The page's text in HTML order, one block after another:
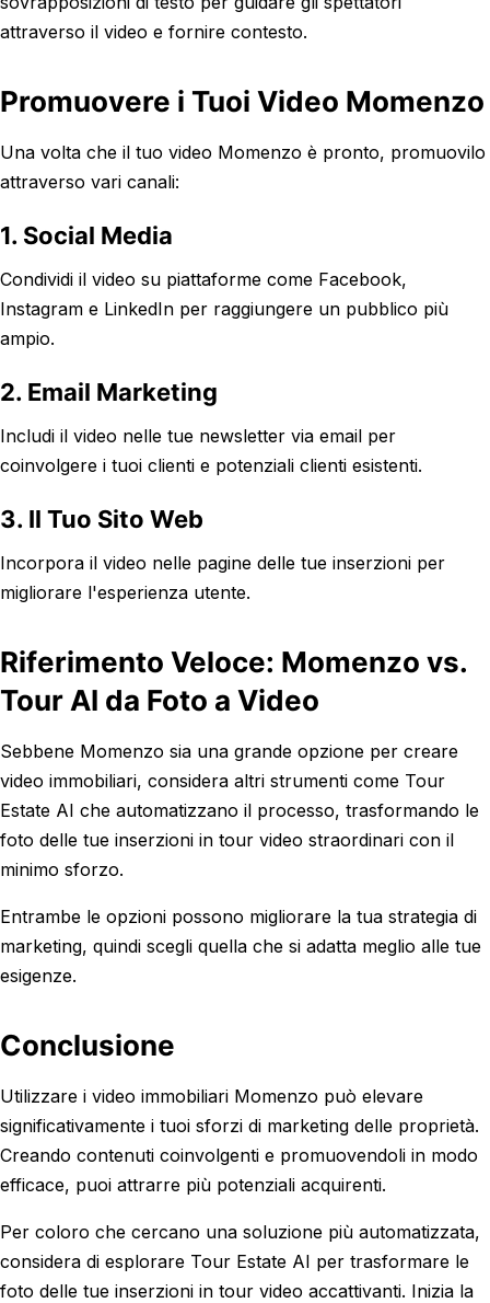
attraverso il video e fornire contesto.
Promuovere i Tuoi Video Momenzo
Una volta che il tuo video Momenzo è pronto, promuovilo
attraverso vari canali:
1. Social Media
Condividi il video su piattaforme come Facebook,
Instagram e LinkedIn per raggiungere un pubblico più
ampio.
2. Email Marketing
Includi il video nelle tue newsletter via email per
coinvolgere i tuoi clienti e potenziali clienti esistenti.
3. Il Tuo Sito Web
Incorpora il video nelle pagine delle tue inserzioni per
migliorare l'esperienza utente.
Riferimento Veloce: Momenzo vs.
Tour AI da Foto a Video
Sebbene Momenzo sia una grande opzione per creare
video immobiliari, considera altri strumenti come Tour
Estate AI che automatizzano il processo, trasformando le
foto delle tue inserzioni in tour video straordinari con il
minimo sforzo.
Entrambe le opzioni possono migliorare la tua strategia di
marketing, quindi scegli quella che si adatta meglio alle tue
esigenze.
Conclusione
Utilizzare i video immobiliari Momenzo può elevare
significativamente i tuoi sforzi di marketing delle proprietà.
Creando contenuti coinvolgenti e promuovendoli in modo
efficace, puoi attrarre più potenziali acquirenti.
Per coloro che cercano una soluzione più automatizzata,
considera di esplorare Tour Estate AI per trasformare le
foto delle tue inserzioni in tour video accattivanti. Inizia la